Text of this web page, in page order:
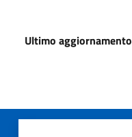
Ultimo aggiornamento